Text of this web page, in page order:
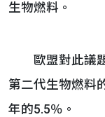
生物燃料。
歐盟對此議題
第二代生物燃料
年的5.5％。